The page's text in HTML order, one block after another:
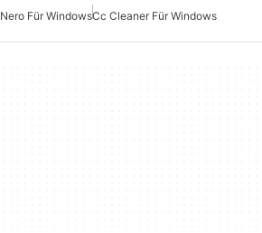
Nero Für WindowsCc Cleaner Für Windows